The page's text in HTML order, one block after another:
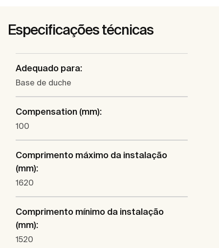
Especificações técnicas
Adequado para:
Base de duche
Compensation (mm):
100
Comprimento máximo da instalação
(mm):
1620
Comprimento mínimo da instalação
(mm):
1520